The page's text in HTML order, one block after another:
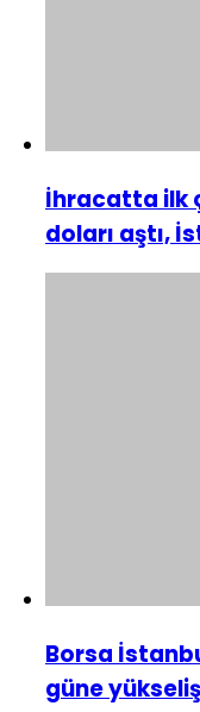
İhracatta ilk
doları aştı,
Borsa
güne